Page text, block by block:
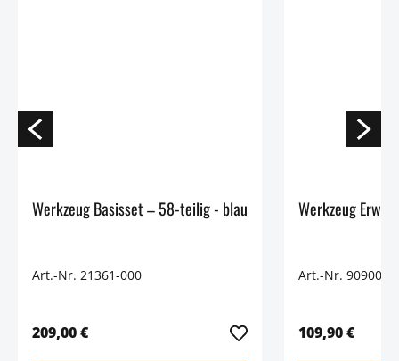
Werkzeug Basisset – 58-teilig - blau
Art.-Nr. 21361-000
209,00 €
Art.-Nr. 90900-
109,90 €